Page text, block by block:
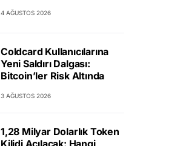
4 AĞUSTOS 2026
Coldcard Kullanıcılarına
Yeni Saldırı Dalgası:
Bitcoin’ler Risk Altında
3 AĞUSTOS 2026
1,28 Milyar Dolarlık Token
Kilidi Açılacak: Hangi